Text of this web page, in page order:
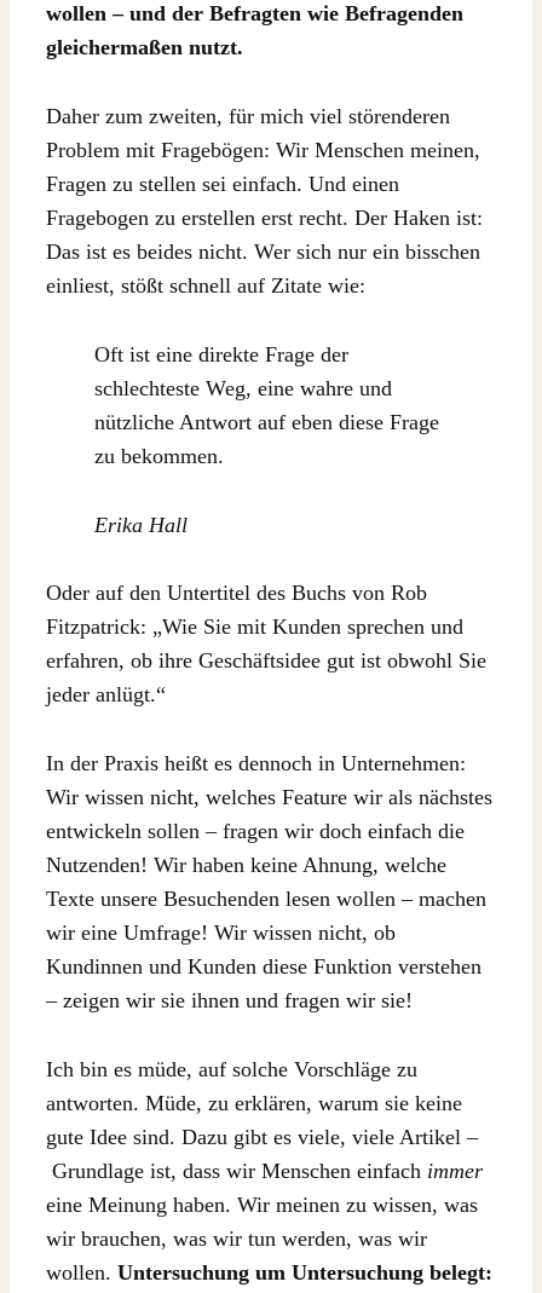
wollen – und der Befragten wie Befragenden
gleichermaßen nutzt.
Daher zum zweiten, für mich viel störenderen
Problem mit Fragebögen: Wir Menschen meinen,
Fragen zu stellen sei einfach. Und einen
Fragebogen zu erstellen erst recht. Der Haken ist:
Das ist es beides nicht. Wer sich nur ein bisschen
einliest, stößt schnell auf Zitate wie:
Oft ist eine direkte Frage der
schlechteste Weg, eine wahre und
nützliche Antwort auf eben diese Frage
zu bekommen.
Erika Hall
Oder auf den Untertitel des Buchs von Rob
Fitzpatrick: „Wie Sie mit Kunden sprechen und
erfahren, ob ihre Geschäftsidee gut ist obwohl Sie
jeder anlügt.“
In der Praxis heißt es dennoch in Unternehmen:
Wir wissen nicht, welches Feature wir als nächstes
entwickeln sollen – fragen wir doch einfach die
Nutzenden! Wir haben keine Ahnung, welche
Texte unsere Besuchenden lesen wollen – machen
wir eine Umfrage! Wir wissen nicht, ob
Kundinnen und Kunden diese Funktion verstehen
– zeigen wir sie ihnen und fragen wir sie!
Ich bin es müde, auf solche Vorschläge zu
antworten. Müde, zu erklären, warum sie keine
gute Idee sind. Dazu gibt es viele, viele Artikel –
Grundlage ist, dass wir Menschen einfach immer
eine Meinung haben. Wir meinen zu wissen, was
wir brauchen, was wir tun werden, was wir
wollen. Untersuchung um Untersuchung belegt: